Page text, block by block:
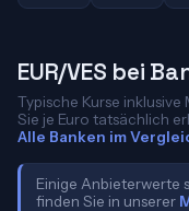
EUR/VES bei
Typische Kurse
Sie je Euro tatsächlich
Alle Banken im
Einige Anbieterwerte
finden Sie in unserer